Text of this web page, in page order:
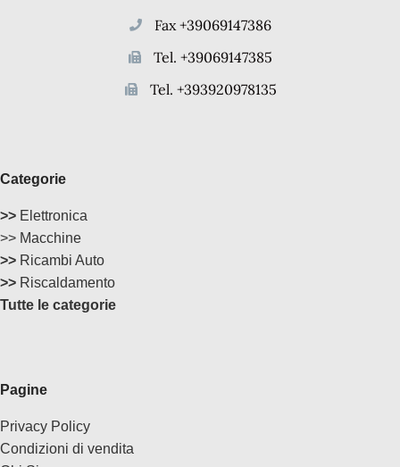
Fax +39069147386
Tel. +39069147385
Tel. +393920978135
Categorie
>> Elettronica
>> Macchine
>> Ricambi Auto
>> Riscaldamento
Tutte le categorie
Pagine
Privacy Policy
Condizioni di vendita